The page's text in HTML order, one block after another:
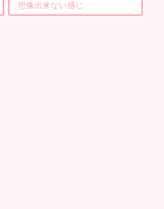
想像出来ない感じ